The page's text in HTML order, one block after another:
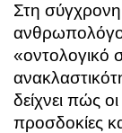
Στη σύγχρονη
«οντολογικό
δείχνει πώς
προσδοκίες